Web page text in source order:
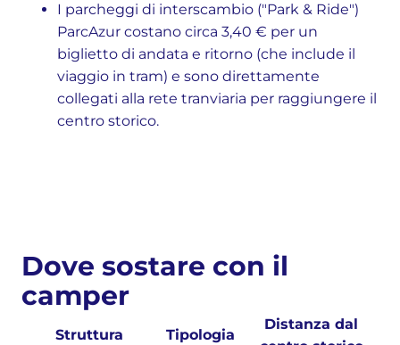
I parcheggi di interscambio ("Park & Ride")
ParcAzur costano circa 3,40 € per un
biglietto di andata e ritorno (che include il
viaggio in tram) e sono direttamente
collegati alla rete tranviaria per raggiungere il
centro storico.
Dove sostare con il
camper
Struttura Tipologia
Distanza dal